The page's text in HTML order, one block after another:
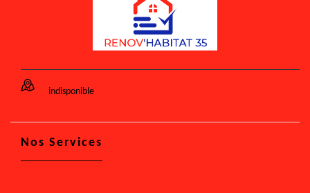
indisponible
Nos Services